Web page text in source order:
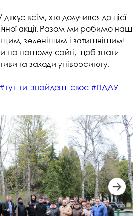
всім, хто долучився до цієї
акції. Разом ми робимо наш
зеленішим і затишнішим!
на нашому сайті, щоб знати
та заходи університету.
#тут_ти_знайдеш_своє #ПДАУ